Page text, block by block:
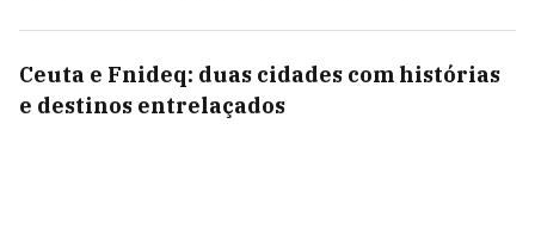
Ceuta e Fnideq: duas cidades com histórias
e destinos entrelaçados